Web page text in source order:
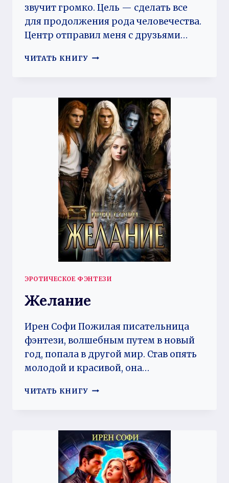
звучит громко. Цель — сделать все
для продолжения рода человечества.
Центр отправил меня с друзьями…
ЧИТАТЬ КНИГУ ПАРТЕНОГЕНЕЗ
ЭРОТИЧЕСКОЕ ФЭНТЕЗИ
Желание
Ирен Софи Пожилая писательница
фэнтези, волшебным путем в новый
год, попала в другой мир. Став опять
молодой и красивой, она…
ЧИТАТЬ КНИГУ ЖЕЛАНИЕ